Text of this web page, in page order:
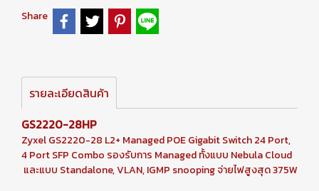
Share
รายละเอียดสินค้า
GS2220-28HP
Zyxel GS2220-28 L2+ Managed POE Gigabit Switch 24 Port,
4 Port SFP Combo รองรับการ Managed ทั้งแบบ Nebula Cloud
และแบบ Standalone, VLAN, IGMP snooping จ่ายไฟสูงสุด 375W